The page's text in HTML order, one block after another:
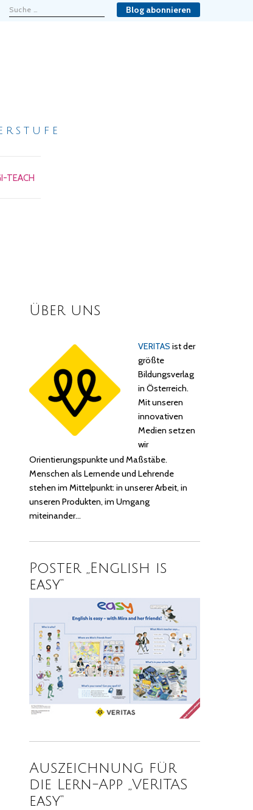
Blog abonnieren
TEACH
Über uns
VERITAS ist der
größte
Bildungsverlag
in Österreich.
Mit unseren
innovativen
Medien setzen
wir
Orientierungspunkte und Maßstäbe.
Menschen als Lernende und Lehrende
stehen im Mittelpunkt: in unserer Arbeit, in
unseren Produkten, im Umgang
miteinander…
Poster „English is
easy“
Auszeichnung für
die Lern-App „VERITAS
easy“